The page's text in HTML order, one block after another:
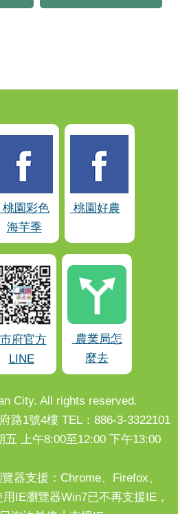
桃園彩色
海芋季
桃園好農
市府官方
LINE
農業局怎
麼去
City. All rights reserved.
路1號4樓 TEL：886-3-3322101
上午8:00至12:00 下午13:00
器支援：Chrome、Firefox、
IE瀏覽器Win7已不再支援IE，